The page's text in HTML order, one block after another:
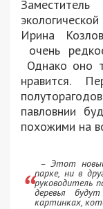
Ирина
очень
Однако оно
нравится.
павловнии
похожими на
– Этот
парке, ни в
руководитель
деревья
картинках,